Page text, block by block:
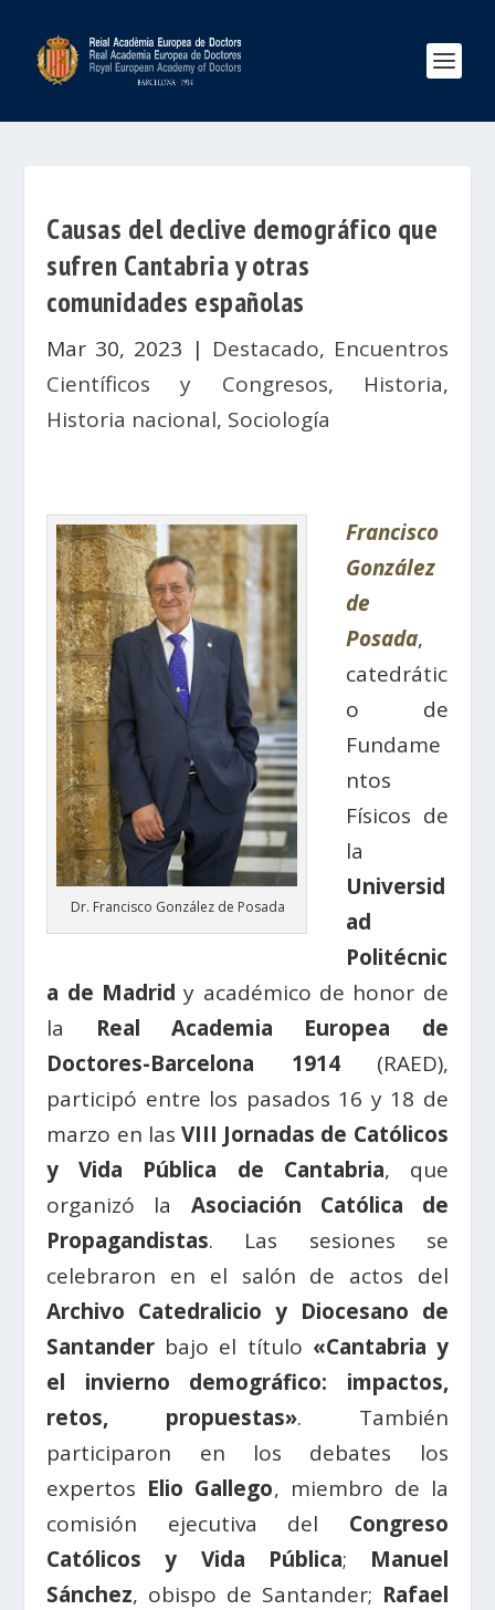
Causas del declive demográfico que
sufren Cantabria y otras
comunidades españolas
Mar 30, 2023 | Destacado, Encuentros
Científicos y Congresos, Historia,
Historia nacional, Sociología
Dr. Francisco González de Posada
Francisco
González
de
Posada,
catedrátic
o de
Fundame
ntos
Físicos de
la
Universid
ad
Politécnic
a de Madridy académico de honor de
la Real Academia Europea de
Doctores-Barcelona 1914(RAED),
participó entre los pasados 16 y 18 de
marzo en las VIII Jornadas de Católicos
y Vida Pública de Cantabria, que
organizó la Asociación Católica de
Propagandistas. Las sesiones se
celebraron en el salón de actos del
Archivo Catedralicio y Diocesano de
Santander bajo el título «Cantabria y
el invierno demográfico: impactos,
retos, propuestas». También
participaron en los debates los
expertos Elio Gallego, miembro de la
comisión ejecutiva del Congreso
Católicos y Vida Pública; Manuel
Sánchez, obispo de Santander; Rafael